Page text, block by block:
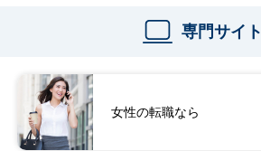
専門サイト
女性の転職なら